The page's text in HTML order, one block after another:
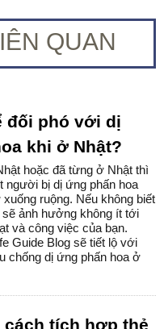
QUAN
đối phó với dị
khi ở Nhật?
hoặc đã từng ở Nhật thì
người bị dị ứng phấn hoa
ruộng. Nếu không biết
ảnh hưởng không ít tới
và công việc của bạn.
Guide Blog sẽ tiết lộ với
chống dị ứng phấn hoa ở
cách tích hợp thẻ